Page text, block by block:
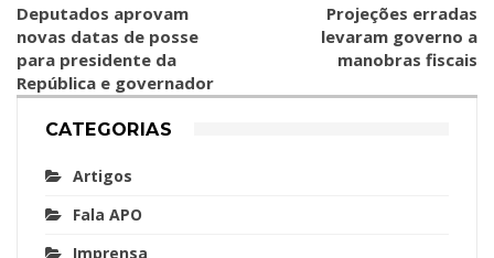
Deputados aprovam
novas datas de posse
para presidente da
República e governador
Projeções erradas
levaram governo a
manobras fiscais
CATEGORIAS
Artigos
Fala APO
Imprensa